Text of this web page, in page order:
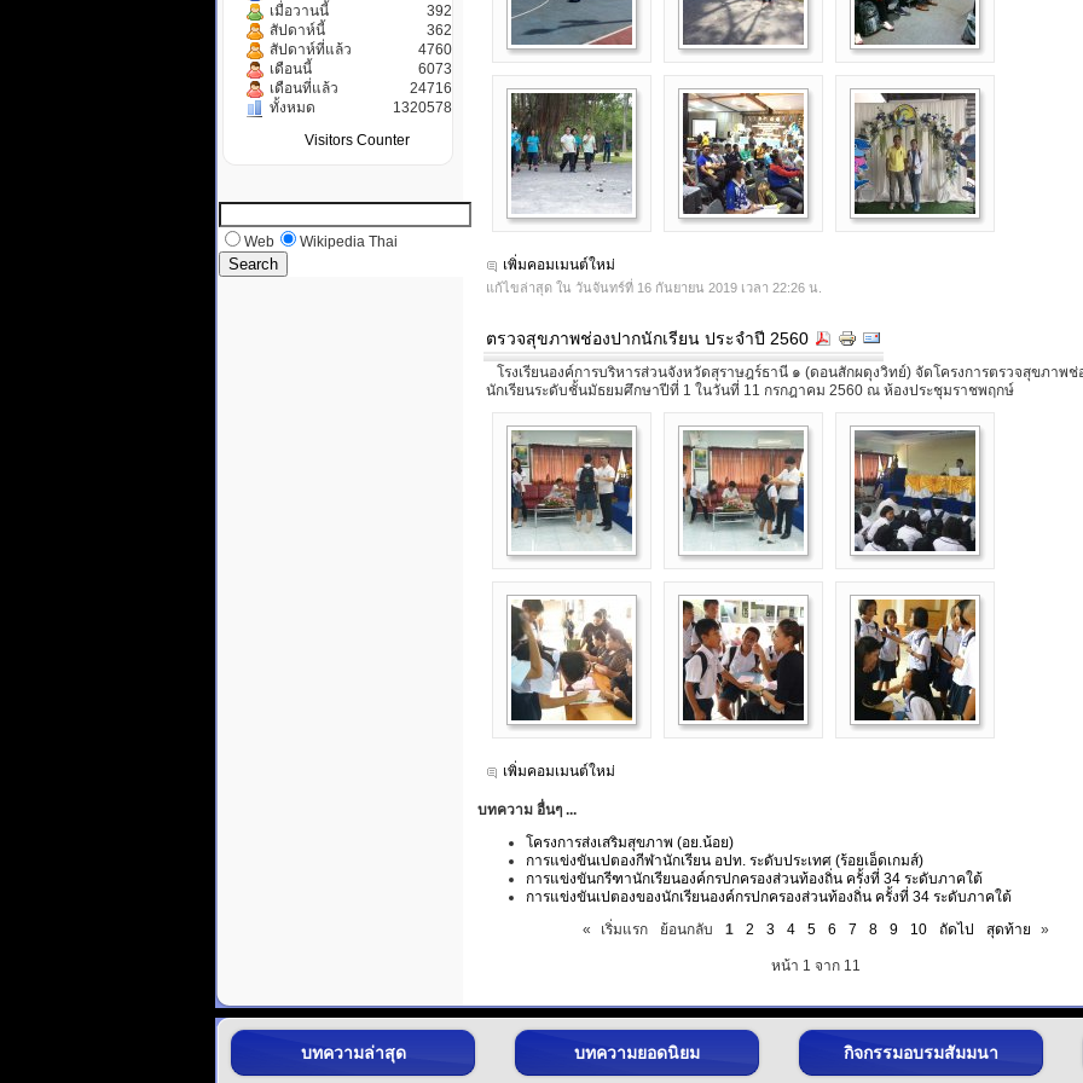
เมื่อวานนี้
392
สัปดาห์นี้
362
สัปดาห์ที่แล้ว
4760
เดือนนี้
6073
เดือนที่แล้ว
24716
ทั้งหมด
1320578
Visitors Counter
Web Wikipedia Thai
เพิ่มคอมเมนต์ใหม่
แก้ไขล่าสุด ใน วันจันทร์ที่ 16 กันยายน 2019 เวลา 22:26 น.
ตรวจสุขภาพช่องปากนักเรียน ประจำปี 2560
โรงเรียนองค์การบริหารส่วนจังหวัดสุราษฎร์ธานี ๑ (ดอนสักผดุงวิทย์) จัดโครงการตรวจสุขภาพช่
นักเรียนระดับชั้นมัธยมศึกษาปีที่ 1 ในวันที่ 11 กรกฎาคม 2560 ณ ห้องประชุมราชพฤกษ์
เพิ่มคอมเมนต์ใหม่
บทความ อื่นๆ ...
โครงการส่งเสริมสุขภาพ (อย.น้อย)
การแข่งขันเปตองกีฬานักเรียน อปท. ระดับประเทศ (ร้อยเอ็ดเกมส์)
การแข่งขันกรีฑานักเรียนองค์กรปกครองส่วนท้องถิ่น ครั้งที่ 34 ระดับภาคใต้
การแข่งขันเปตองของนักเรียนองค์กรปกครองส่วนท้องถิ่น ครั้งที่ 34 ระดับภาคใต้
«
เริ่มแรก ย้อนกลับ 1 2 3 4 5 6 7 8 9 10 ถัดไป สุดท้าย »
หน้า 1 จาก 11
บทความล่าสุด บทความยอดนิยม กิจกรรมอบรมสัมมนา